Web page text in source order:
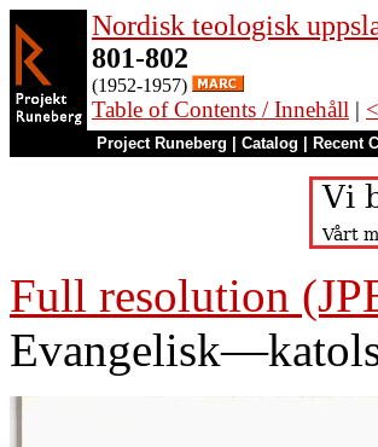
Nordisk teologisk
801-802
(1952-1957)
Table of Contents / Innehåll |
Project Runeberg Catalog Recent
Full resolution